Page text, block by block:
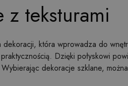
z teksturami
która wprowadza do
Dzięki połyskowi
dekoracje szklane,